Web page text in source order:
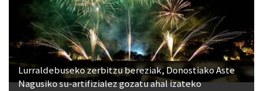
Lurraldebuseko zerbitzu bereziak, Donostiako Aste
Nagusiko su-artifizialez gozatu ahal izateko